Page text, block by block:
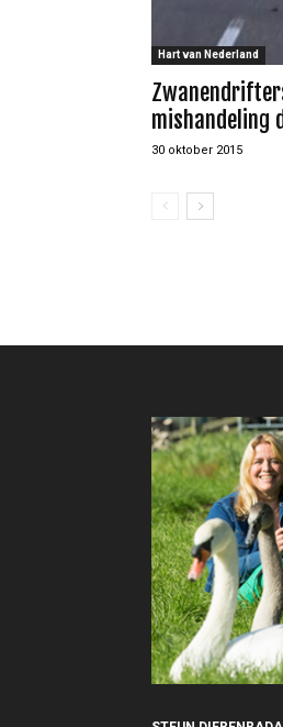
Hart van Nederland
mishandeling
30 oktober 2015